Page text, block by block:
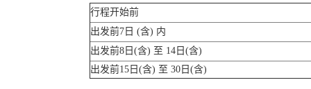
行程开始前
出发前7日 (含) 内
出发前8日(含) 至 14日(含)
出发前15日(含) 至 30日(含)